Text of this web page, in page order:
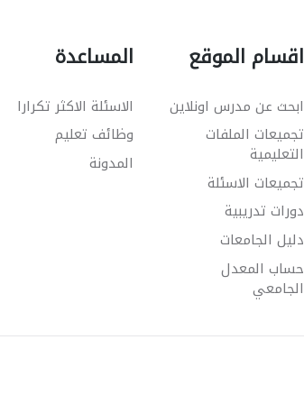
اقسام الموقع
ابحث عن مدرس اونلاين
تجميعات الملفات
التعليمية
تجميعات الاسئلة
دورات تدريبية
دليل الجامعات
حساب المعدل
الجامعي
المساعدة
الاسئلة الاكثر تكرارا
وظائف تعليم
المدونة